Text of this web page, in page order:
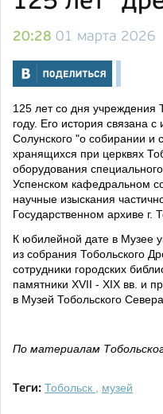
20:28 01 марта 2026
125 лет со дня учреждения
году. Его история связана
Солунского "о собирании и
хранящихся при церквях
оборудования
Успенском кафедральном
научные изыскания
Государственном архиве г.
К юбилейной дате в Музее
из собрания Тобольского
сотрудники городских
памятники XVII - XIX вв. и
в Музей Тобольского
По материалам
Теги: Тобольск музей